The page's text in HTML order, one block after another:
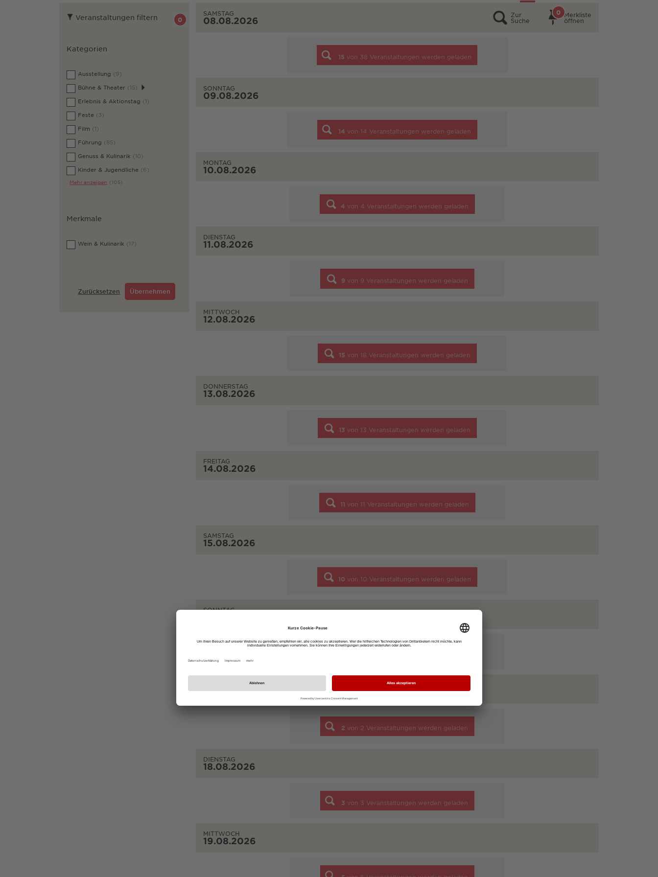
Veranstaltungen filtern 0
Kategorien
Ausstellung (9)
Bühne & Theater (15)
Erlebnis & Aktionstag (1)
Feste (3)
Film (1)
Führung (85)
Genuss & Kulinarik (10)
Kinder & Jugendliche (6)
Mehr anzeigen (105)
Merkmale
Wein & Kulinarik (17)
Zurücksetzen Übernehmen
Zur
Suche
Merkliste
öffnen
0
SAMSTAG
08.08.2026
15 von 38 Veranstaltungen werden geladen
SONNTAG
09.08.2026
14 von 14 Veranstaltungen werden geladen
MONTAG
10.08.2026
4 von 4 Veranstaltungen werden geladen
DIENSTAG
11.08.2026
9 von 9 Veranstaltungen werden geladen
MITTWOCH
12.08.2026
15 von 18 Veranstaltungen werden geladen
DONNERSTAG
13.08.2026
13 von 13 Veranstaltungen werden geladen
FREITAG
14.08.2026
11 von 11 Veranstaltungen werden geladen
SAMSTAG
15.08.2026
10 von 10 Veranstaltungen werden geladen
SONNTAG
17.08.2026
2 von 2 Veranstaltungen werden geladen
DIENSTAG
18.08.2026
3 von 3 Veranstaltungen werden geladen
MITTWOCH
19.08.2026